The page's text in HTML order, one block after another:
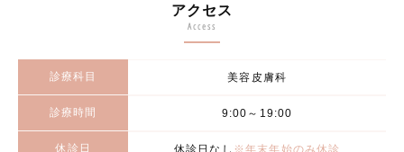
アクセス
Access
診療科目 美容皮膚科
診療時間 9:00～19:00
休診日 休診日なし ※年末年始のみ休診